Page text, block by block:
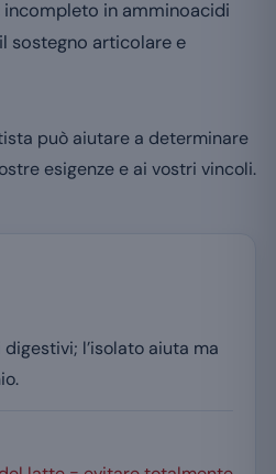
incompleto in amminoacidi
sostegno articolare e
può aiutare a determinare
esigenze e ai vostri vincoli.
l’isolato aiuta ma